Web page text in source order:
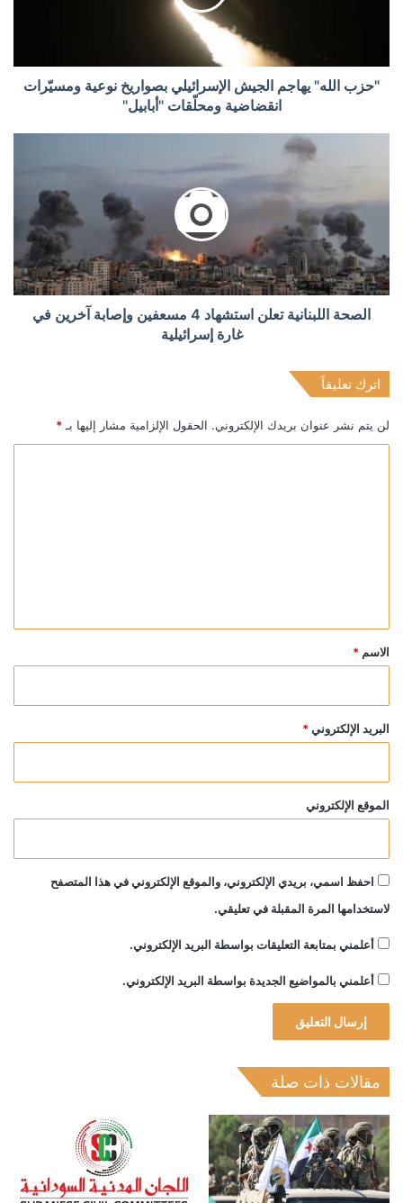
"حزب الله" يهاجم الجيش الإسرائيلي بصواريخ نوعية ومسيّرات
انقضاضية ومحلّقات "أبابيل"
الصحة اللبنانية تعلن استشهاد 4 مسعفين وإصابة آخرين في
غارة إسرائيلية
اترك تعليقاً
لن يتم نشر عنوان بريدك الإلكتروني. الحقول الإلزامية مشار إليها بـ *
*
الاسم *
البريد الإلكتروني *
الموقع الإلكتروني
احفظ اسمي، بريدي الإلكتروني، والموقع الإلكتروني في هذا المتصفح
لاستخدامها المرة المقبلة في تعليقي.
أعلمني بمتابعة التعليقات بواسطة البريد الإلكتروني.
أعلمني بالمواضيع الجديدة بواسطة البريد الإلكتروني.
مقالات ذات صلة